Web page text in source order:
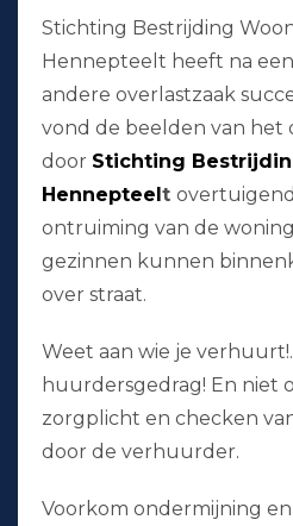
Stichting Bestrijding
Hennepteelt heeft na een
andere overlastzaak
vond de beelden van het
door Stichting
Hennepteelt
ontruiming van de
gezinnen kunnen
over straat.
Weet aan wie je
huurdersgedrag! En niet
zorgplicht en checken
door de verhuurder.
Voorkom ondermijning